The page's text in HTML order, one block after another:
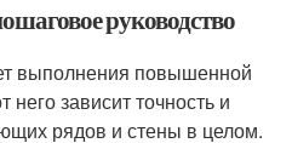
руководство
выполнения повышенной
него зависит точность и
рядов и стены в целом.